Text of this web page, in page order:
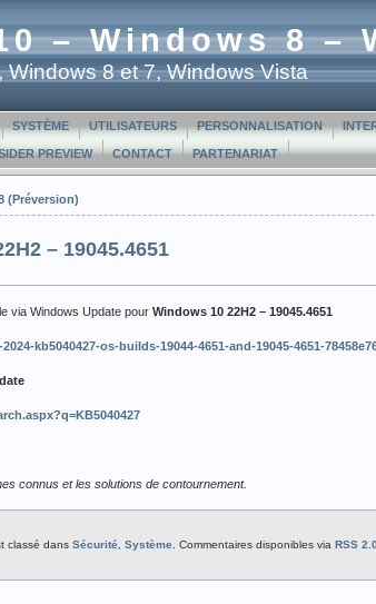
– Windows 8 –
8 et 7, Windows Vista
SYSTÈME UTILISATEURS PERSONNALISATION
PREVIEW CONTACT PARTENARIAT
(Préversion)
– 19045.4651
via Windows Update pour Windows 10 22H2 – 19045.4651
kb5040427-os-builds-19044-4651-and-19045-4651-
connus et les solutions de contournement.
classé dans Sécurité Système . Commentaires disponibles via RSS 2.0